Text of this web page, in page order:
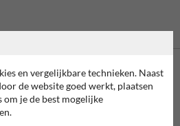
en vergelijkbare technieken. Naast
de website goed werkt, plaatsen
je de best mogelijke